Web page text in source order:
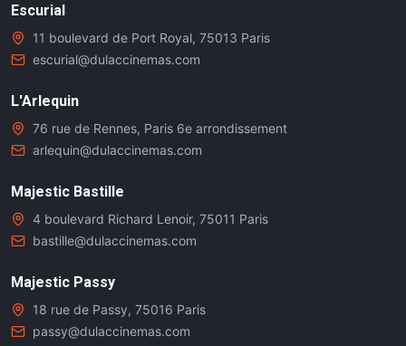
Escurial
11 boulevard de Port Royal, 75013 Paris
escurial@dulaccinemas.com
L'Arlequin
76 rue de Rennes, Paris 6e arrondissement
arlequin@dulaccinemas.com
Majestic Bastille
4 boulevard Richard Lenoir, 75011 Paris
bastille@dulaccinemas.com
Majestic Passy
18 rue de Passy, 75016 Paris
passy@dulaccinemas.com